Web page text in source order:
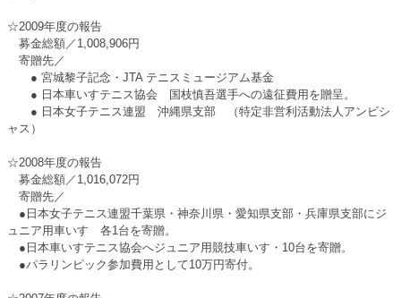
☆2009年度の報告
募金総額／1,008,906円
寄贈先／
● 宮城黎子記念・JTA テニスミュージアム基金
● 日本車いすテニス協会 国枝慎吾選手への遠征費用を贈呈。
● 日本女子テニス連盟 沖縄県支部 （特定非営利活動法人アンビシ
ャス）
☆2008年度の報告
募金総額／1,016,072円
寄贈先／
●日本女子テニス連盟千葉県・神奈川県・愛知県支部・兵庫県支部にジ
ュニア用車いす 各1台を寄贈。
●日本車いすテニス協会へジュニア用競技車いす・10台を寄贈。
●パラリンピック参加費用として10万円寄付。